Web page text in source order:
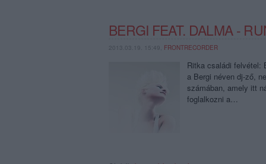
BERGI FEAT. DALMA -
2013.03.19. 15:49, FRONTRECORDER
Ritka családi felvétel:
a Bergi néven dj-ző,
számában, amely itt
foglalkozni a…